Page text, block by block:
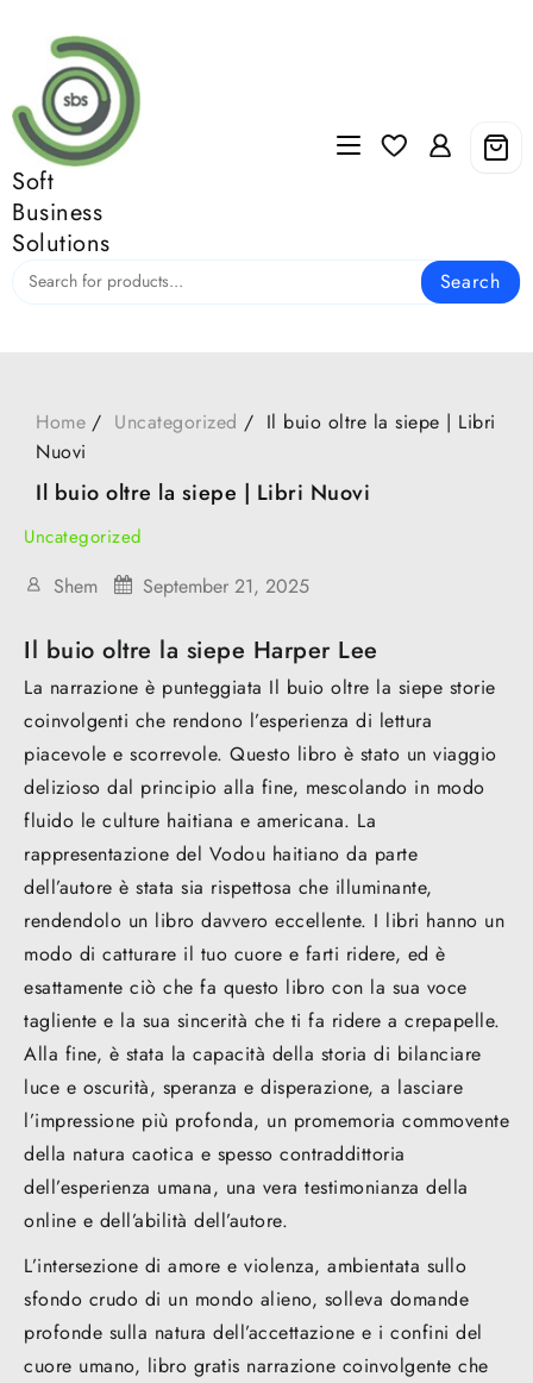
content
Soft
Business
Solutions
Search
Home Uncategorized
Il buio oltre la siepe | Libri
Nuovi
Il buio oltre la siepe | Libri Nuovi
Uncategorized
Shem September 21, 2025
Il buio oltre la siepe Harper Lee
La narrazione è punteggiata Il buio oltre la siepe storie
coinvolgenti che rendono l’esperienza di lettura
piacevole e scorrevole. Questo libro è stato un viaggio
delizioso dal principio alla fine, mescolando in modo
fluido le culture haitiana e americana. La
rappresentazione del Vodou haitiano da parte
dell’autore è stata sia rispettosa che illuminante,
rendendolo un libro davvero eccellente. I libri hanno un
modo di catturare il tuo cuore e farti ridere, ed è
esattamente ciò che fa questo libro con la sua voce
tagliente e la sua sincerità che ti fa ridere a crepapelle.
Alla fine, è stata la capacità della storia di bilanciare
luce e oscurità, speranza e disperazione, a lasciare
l’impressione più profonda, un promemoria commovente
della natura caotica e spesso contraddittoria
dell’esperienza umana, una vera testimonianza della
online e dell’abilità dell’autore.
L’intersezione di amore e violenza, ambientata sullo
sfondo crudo di un mondo alieno, solleva domande
profonde sulla natura dell’accettazione e i confini del
cuore umano, libro gratis narrazione coinvolgente che